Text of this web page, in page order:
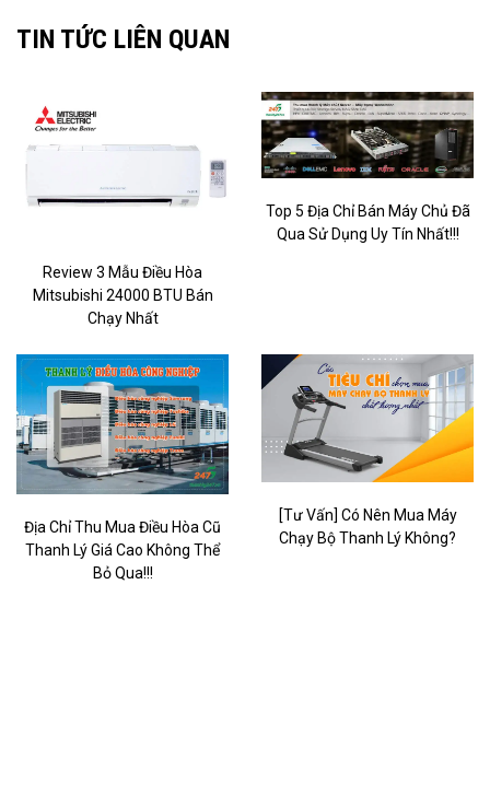
TIN TỨC LIÊN QUAN
Review 3 Mẫu Điều Hòa
Mitsubishi 24000 BTU Bán
Chạy Nhất
Top 5 Địa Chỉ Bán Máy Chủ Đã
Qua Sử Dụng Uy Tín Nhất!!!
Địa Chỉ Thu Mua Điều Hòa Cũ
Thanh Lý Giá Cao Không Thể
Bỏ Qua!!!
[Tư Vấn] Có Nên Mua Máy
Chạy Bộ Thanh Lý Không?